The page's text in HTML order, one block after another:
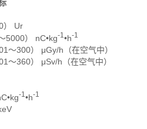
） Ur
5000） nC•kg-1 •h-1
～300） μGy/h（在空气中）
～360） μSv/h（在空气中）
-1 •h-1